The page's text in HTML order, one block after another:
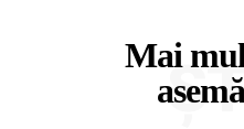
Mai